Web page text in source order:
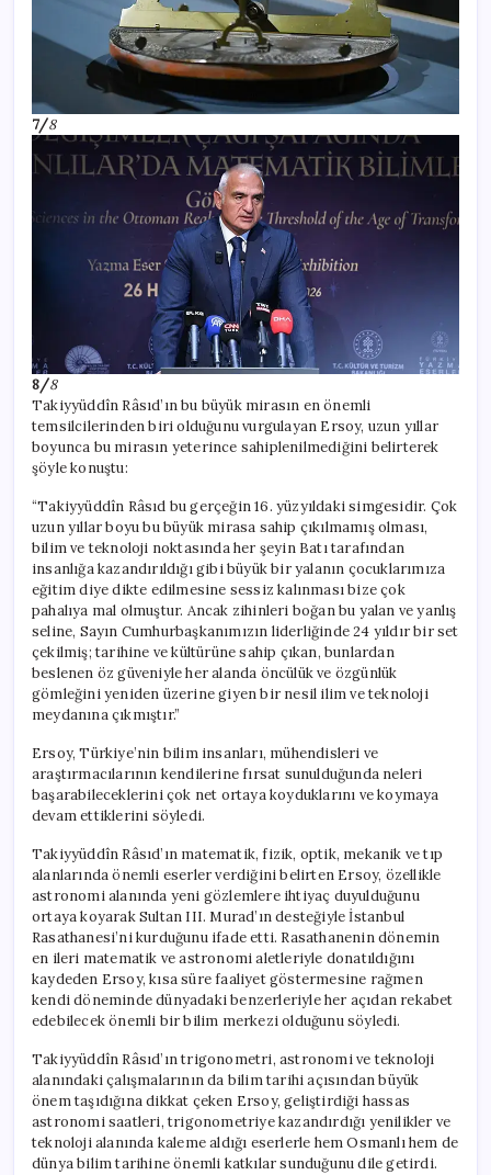
7/8
8/8
Takiyyüddîn Râsıd’ın bu büyük mirasın en önemli
temsilcilerinden biri olduğunu vurgulayan Ersoy, uzun yıllar
boyunca bu mirasın yeterince sahiplenilmediğini belirterek
şöyle konuştu:
“Takiyyüddîn Râsıd bu gerçeğin 16. yüzyıldaki simgesidir. Çok
uzun yıllar boyu bu büyük mirasa sahip çıkılmamış olması,
bilim ve teknoloji noktasında her şeyin Batı tarafından
insanlığa kazandırıldığı gibi büyük bir yalanın çocuklarımıza
eğitim diye dikte edilmesine sessiz kalınması bize çok
pahalıya mal olmuştur. Ancak zihinleri boğan bu yalan ve yanlış
seline, Sayın Cumhurbaşkanımızın liderliğinde 24 yıldır bir set
çekilmiş; tarihine ve kültürüne sahip çıkan, bunlardan
beslenen öz güveniyle her alanda öncülük ve özgünlük
gömleğini yeniden üzerine giyen bir nesil ilim ve teknoloji
meydanına çıkmıştır.”
Ersoy, Türkiye’nin bilim insanları, mühendisleri ve
araştırmacılarının kendilerine fırsat sunulduğunda neleri
başarabileceklerini çok net ortaya koyduklarını ve koymaya
devam ettiklerini söyledi.
Takiyyüddîn Râsıd’ın matematik, fizik, optik, mekanik ve tıp
alanlarında önemli eserler verdiğini belirten Ersoy, özellikle
astronomi alanında yeni gözlemlere ihtiyaç duyulduğunu
ortaya koyarak Sultan III. Murad’ın desteğiyle İstanbul
Rasathanesi’ni kurduğunu ifade etti. Rasathanenin dönemin
en ileri matematik ve astronomi aletleriyle donatıldığını
kaydeden Ersoy, kısa süre faaliyet göstermesine rağmen
kendi döneminde dünyadaki benzerleriyle her açıdan rekabet
edebilecek önemli bir bilim merkezi olduğunu söyledi.
Takiyyüddîn Râsıd’ın trigonometri, astronomi ve teknoloji
alanındaki çalışmalarının da bilim tarihi açısından büyük
önem taşıdığına dikkat çeken Ersoy, geliştirdiği hassas
astronomi saatleri, trigonometriye kazandırdığı yenilikler ve
teknoloji alanında kaleme aldığı eserlerle hem Osmanlı hem de
dünya bilim tarihine önemli katkılar sunduğunu dile getirdi.